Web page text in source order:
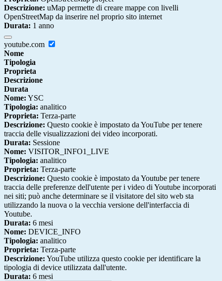
Descrizione: uMap permette di creare mappe con livelli
OpenStreetMap da inserire nel proprio sito internet
Durata: 1 anno
youtube.com
Nome
Tipologia
Proprieta
Descrizione
Durata
Nome: YSC
Tipologia: analitico
Proprieta: Terza-parte
Descrizione: Questo cookie è impostato da YouTube per tenere
traccia delle visualizzazioni dei video incorporati.
Durata: Sessione
Nome: VISITOR_INFO1_LIVE
Tipologia: analitico
Proprieta: Terza-parte
Descrizione: Questo cookie è impostato da Youtube per tenere
traccia delle preferenze dell'utente per i video di Youtube incorporati
nei siti; può anche determinare se il visitatore del sito web sta
utilizzando la nuova o la vecchia versione dell'interfaccia di
Youtube.
Durata: 6 mesi
Nome: DEVICE_INFO
Tipologia: analitico
Proprieta: Terza-parte
Descrizione: YouTube utilizza questo cookie per identificare la
tipologia di device utilizzata dall'utente.
Durata: 6 mesi